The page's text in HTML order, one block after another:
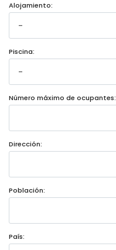
Alojamiento:
-
Piscina:
-
Número máximo de ocupantes:
Dirección:
Población:
País: